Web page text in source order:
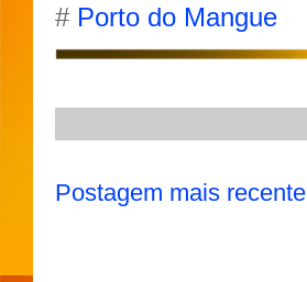
p
a
o
r
# Porto do Mangue
Postagem mais recente